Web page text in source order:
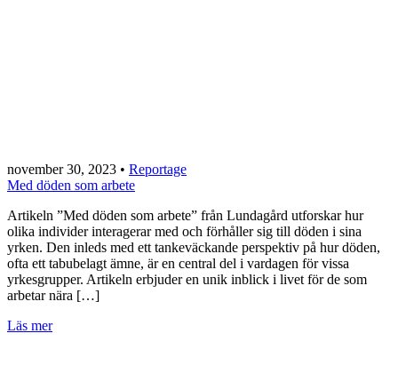
november 30, 2023 • Reportage
Med döden som arbete
Artikeln ”Med döden som arbete” från Lundagård utforskar hur
olika individer interagerar med och förhåller sig till döden i sina
yrken. Den inleds med ett tankeväckande perspektiv på hur döden,
ofta ett tabubelagt ämne, är en central del i vardagen för vissa
yrkesgrupper. Artikeln erbjuder en unik inblick i livet för de som
arbetar nära […]
Läs mer